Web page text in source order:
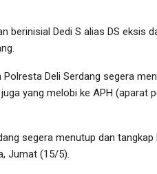
berinisial Dedi S alias DS eksis
Deli Serdang segera
yang melobi ke APH (aparat
segera menutup dan tangkap
Jumat (15/5).